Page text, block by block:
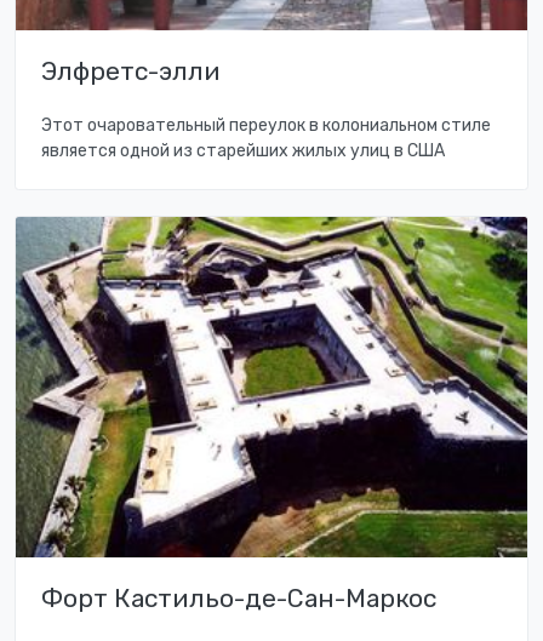
Элфретс-элли
Этот очаровательный переулок в колониальном стиле
является одной из старейших жилых улиц в США
Форт Кастильо-де-Сан-Маркос